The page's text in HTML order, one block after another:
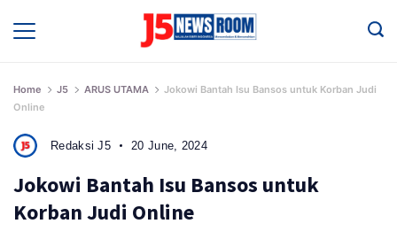
Home J5 ARUS UTAMA
Jokowi Bantah Isu Bansos untuk Korban Judi
Online
Redaksi J5 20 June, 2024
Jokowi Bantah Isu Bansos untuk
Korban Judi Online